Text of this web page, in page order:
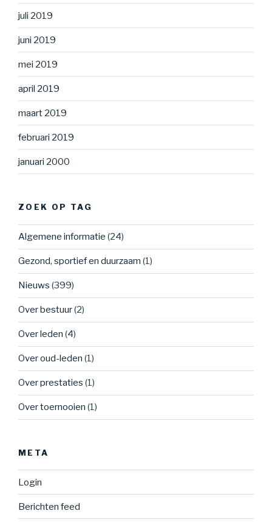
juli 2019
juni 2019
mei 2019
april 2019
maart 2019
februari 2019
januari 2000
ZOEK OP TAG
Algemene informatie (24)
Gezond, sportief en duurzaam (1)
Nieuws (399)
Over bestuur(2)
Over leden (4)
Over oud-leden (1)
Over prestaties (1)
Over toernooien (1)
META
Login
Berichten feed